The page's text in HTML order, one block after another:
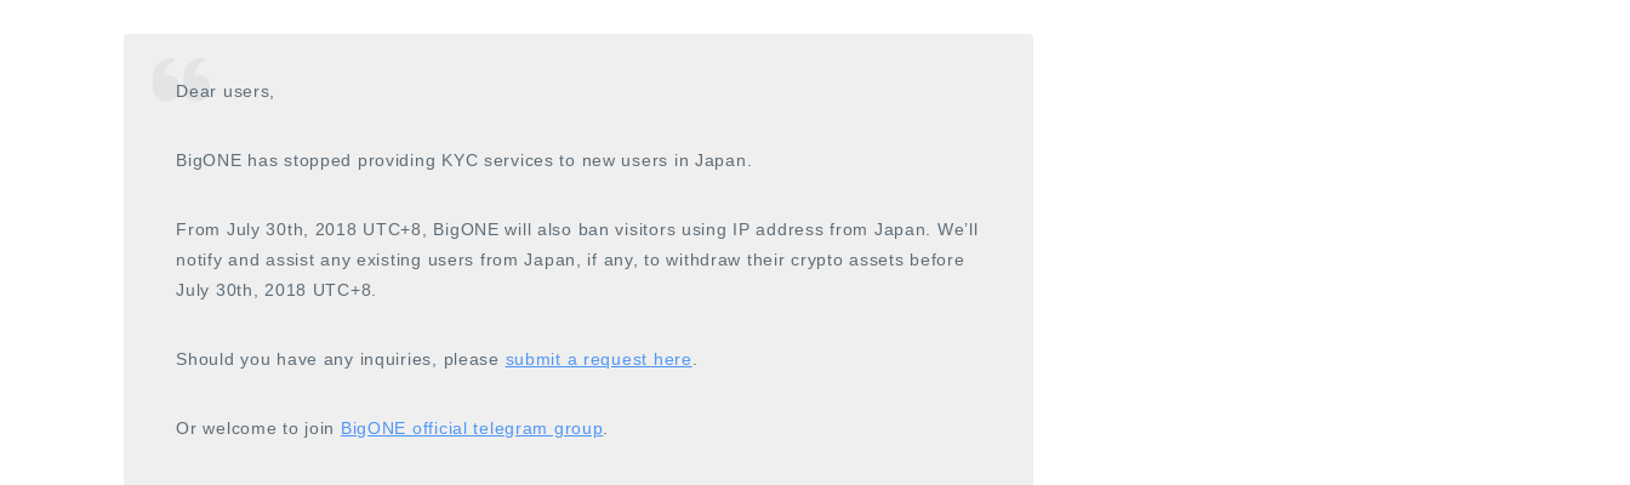
Dear users,
BigONE has stopped providing KYC services to new users in Japan.
From July 30th, 2018 UTC+8, BigONE will also ban visitors using IP address from Japan. We’ll
notify and assist any existing users from Japan, if any, to withdraw their crypto assets before
July 30th, 2018 UTC+8.
Should you have any inquiries, please submit a request here
Or welcome to join BigONE official telegram group